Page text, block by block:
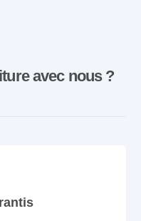
avec nous ?